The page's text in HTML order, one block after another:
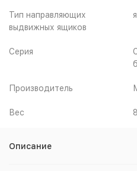
Тип направляющих
выдвижных ящиков
Серия
Производитель
Вес
Описание